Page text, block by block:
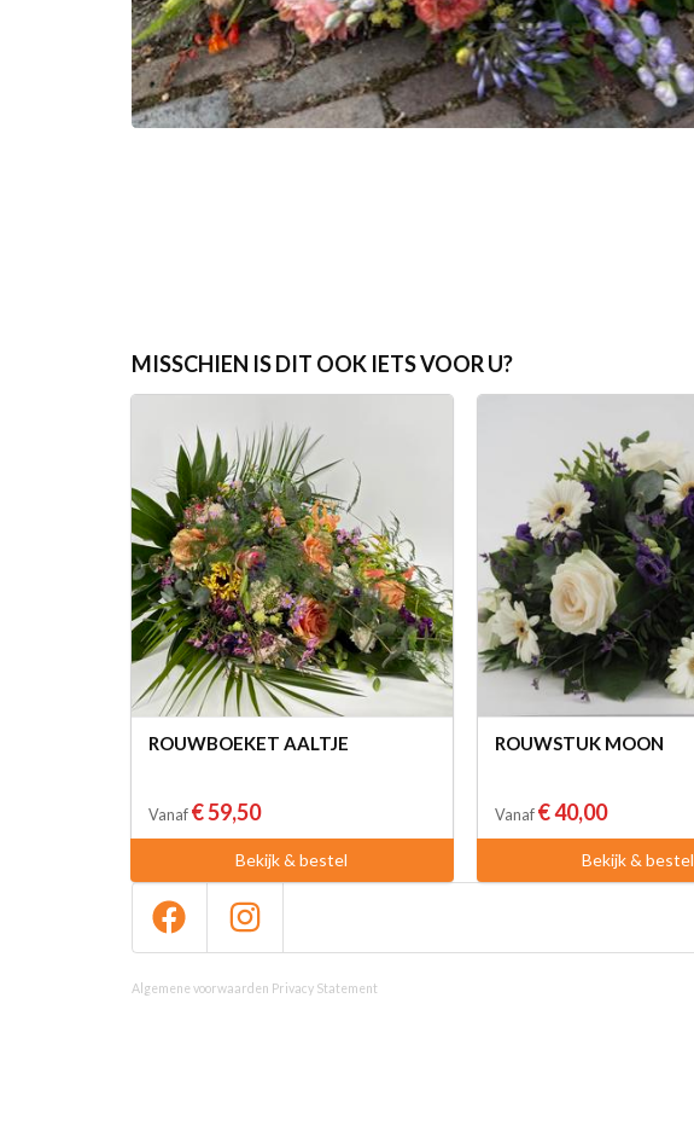
MISSCHIEN IS DIT OOK IETS VOOR U?
ROUWBOEKET AALTJE
Vanaf € 59,50
Bekijk & bestel
ROUWSTUK MOON
Vanaf € 40,00
Bekijk & bestel
Algemene voorwaarden Privacy Statement